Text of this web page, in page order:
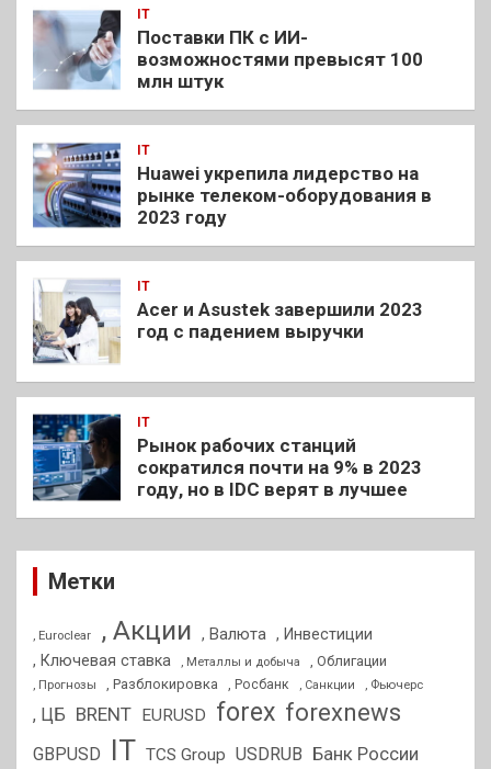
IT
Поставки ПК с ИИ-
возможностями превысят 100
млн штук
IT
Huawei укрепила лидерство на
рынке телеком-оборудования в
2023 году
IT
Acer и Asustek завершили 2023
год с падением выручки
IT
Рынок рабочих станций
сократился почти на 9% в 2023
году, но в IDC верят в лучшее
Метки
, Euroclear , Акции , Валюта , Инвестиции
, Ключевая ставка
, Металлы и добыча , Облигации
, Прогнозы , Разблокировка , Росбанк , Санкции , Фьючерс
, ЦБ BRENT EURUSD forex forexnews
GBPUSD IT TCS Group USDRUB Банк России